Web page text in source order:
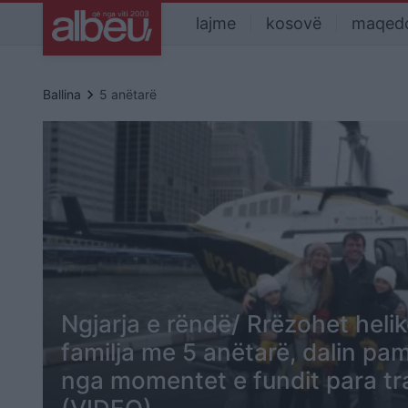
lajme kosovë
Ballina keyboard_arrow_right 5 anëtarë
Ngjarja e rëndë/ Rrëzohet
familja me 5 anëtarë, dalin
nga momentet e fundit para